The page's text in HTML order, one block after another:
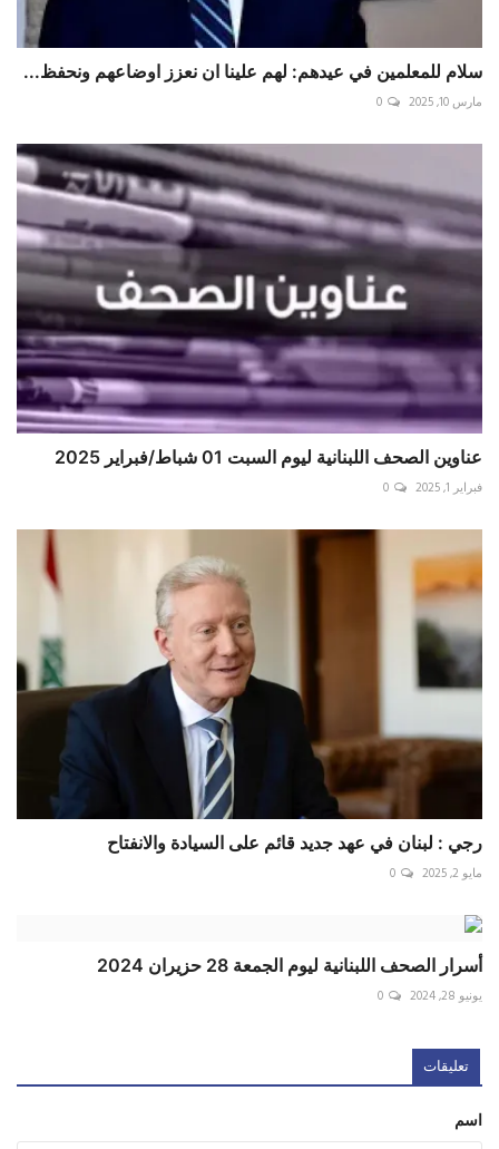
سلام للمعلمين في عيدهم: لهم علينا ان نعزز اوضاعهم ونحفظ...
مارس 10, 2025 0
عناوين الصحف اللبنانية ليوم السبت 01 شباط/فبراير 2025
فبراير 1, 2025 0
رجي : لبنان في عهد جديد قائم على السيادة والانفتاح
مايو 2, 2025 0
أسرار الصحف اللبنانية ليوم الجمعة 28 حزيران 2024
يونيو 28, 2024 0
تعليقات
اسم